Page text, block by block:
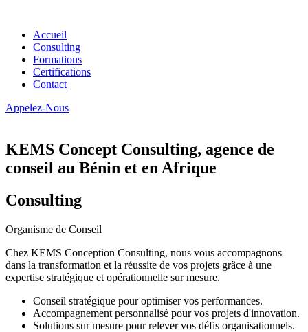
Accueil
Consulting
Formations
Certifications
Contact
Appelez-Nous
KEMS Concept Consulting, agence de
conseil au Bénin et en Afrique
Consulting
Organisme de Conseil
Chez KEMS Conception Consulting, nous vous accompagnons
dans la transformation et la réussite de vos projets grâce à une
expertise stratégique et opérationnelle sur mesure.
Conseil stratégique pour optimiser vos performances.
Accompagnement personnalisé pour vos projets d'innovation.
Solutions sur mesure pour relever vos défis organisationnels.